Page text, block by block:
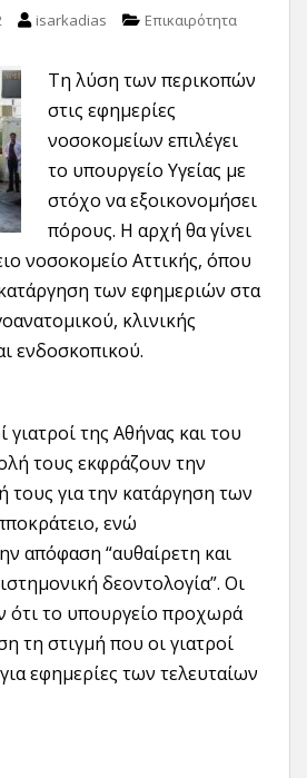
isarkadias Επικαιρότητα
Τη λύση των περικοπών
στις εφημερίες
νοσοκομείων επιλέγει
το υπουργείο Υγείας με
στόχο να εξοικονομήσει
πόρους. Η αρχή θα γίνει
νοσοκομείο Αττικής, όπου
των εφημεριών στα
κλινικής
ενδοσκοπικού.
γιατροί της Αθήνας και του
τους εκφράζουν την
τους για την κατάργηση των
ενώ
απόφαση “αυθαίρετη και
δεοντολογία”. Οι
ότι το υπουργείο προχωρά
τη στιγμή που οι γιατροί
εφημερίες των τελευταίων